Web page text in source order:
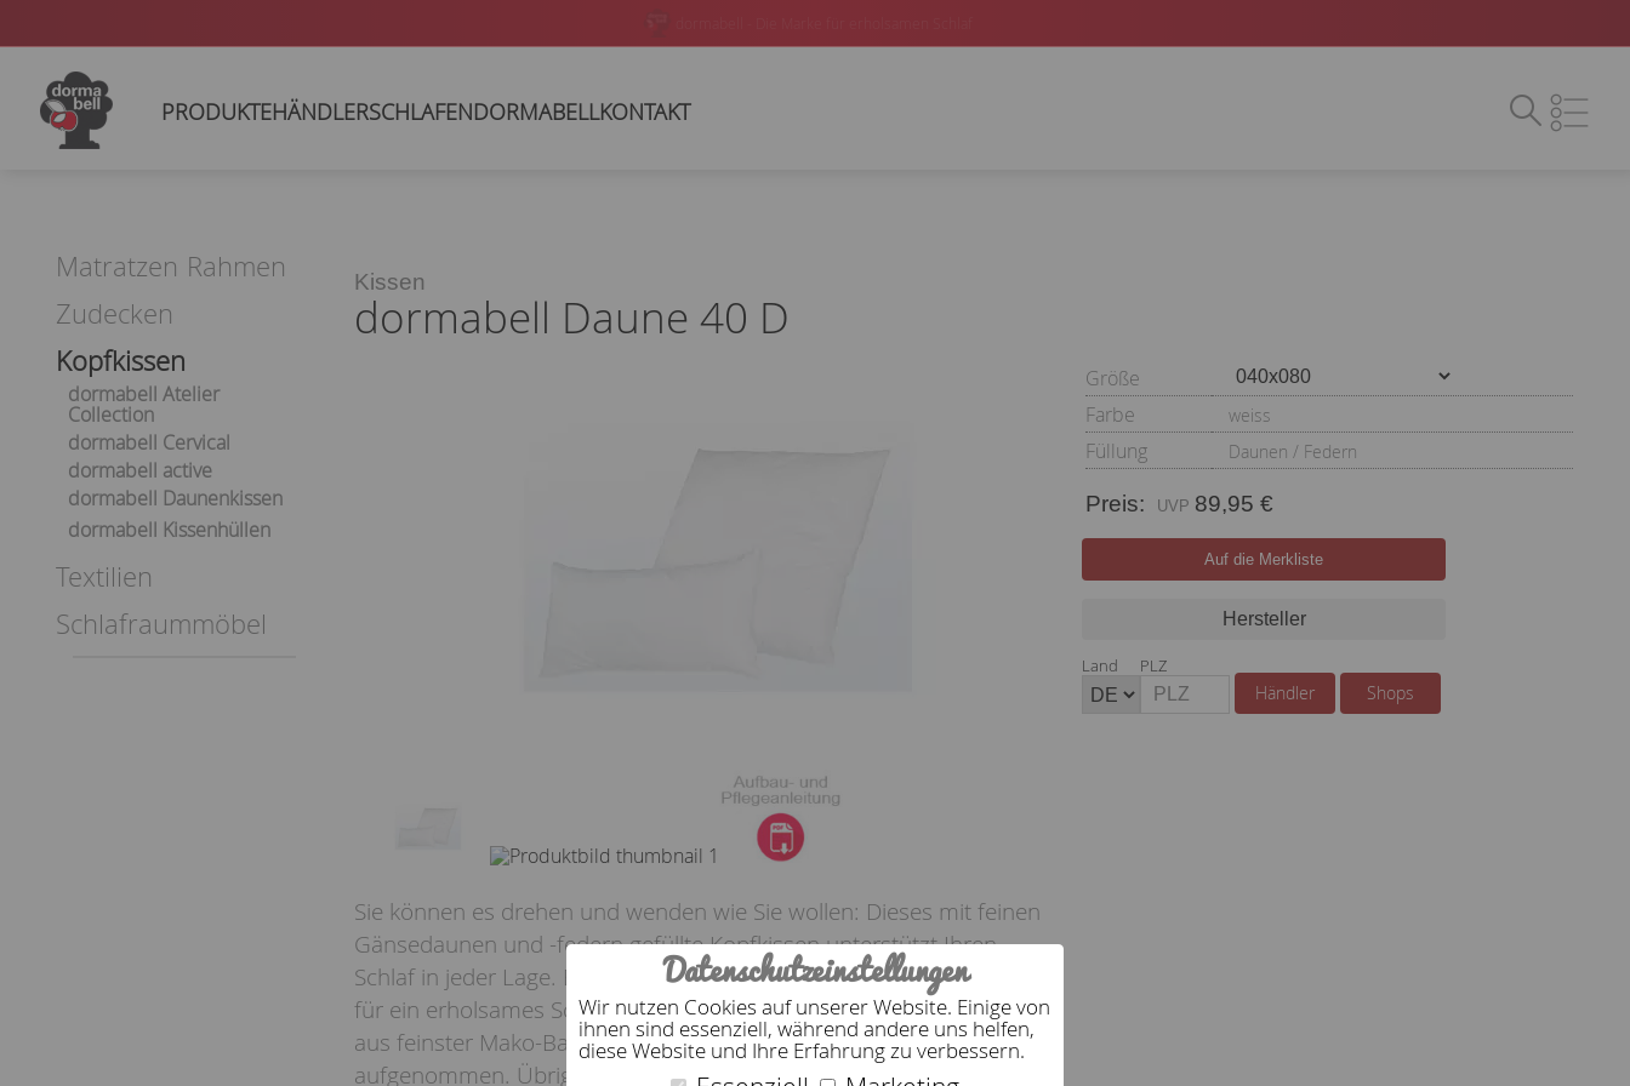
PRODUKTEHÄNDLERSCHLAFENDORMABELLKONTAKT
Datenschutzeinstellungen
Wir nutzen Cookies auf unserer Website. Einige von
ihnen sind essenziell, während andere uns helfen,
diese Website und Ihre Erfahrung zu verbessern.
Matratzen Rahmen
Zudecken
Kopfkissen
dormabell Atelier
Collection
dormabell Cervical
dormabell active
dormabell Daunenkissen
dormabell Kissenhüllen
Textilien
Schlafraummöbel
Kissen
dormabell Daune 40 D
Sie können es drehen und wenden wie Sie wollen: Dieses mit feinen
Gänsedaunen und -federn gefüllte Kopfkissen unterstützt Ihren
Schlaf in jeder Lage. Es passt sich sanft Ihrer Kopfform an und sorgt
für ein erholsames Schlafklima. Dank der daunendichten Kissenhülle
aus feinster Mako-Baumwolle wird Feuchtigkeit effektiv
aufgenommen. Übrigens: Beim Kissen dormabell Daune haben Sie
Größe
Farbe
weiss
Füllung Daunen / Federn
Preis: 89,95 €
Auf die Merkliste
Hersteller
Land PLZ
Händler Shops